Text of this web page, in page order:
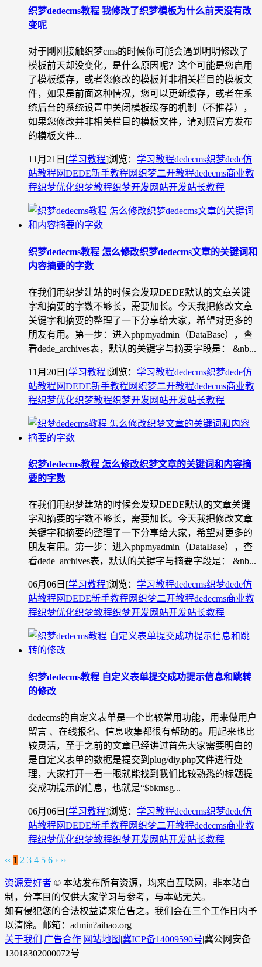
织梦dedecms教程 我修改了织梦模板为什么前天没有改
变呢
对于刚刚接触织梦cms的时候你可能会遇到明明修改了
模板前天却没变化，是什么原因呢？这个可能是您启用
了模板缓存，或者您修改的模板并非相关栏目的模板文
件，如果是前面这种情况，您可以更新缓存，或者在系
统后台的系统设置中关闭模板缓存的机制（不推荐），
如果您修改并非相关栏目的模板文件，请对照官方发布
的模板文件...
11月21日 [学习教程]浏览： 学习教程dedecms织梦dede仿
站教程网DEDE新手教程网织梦二开教程dedecms商业教
程织梦优化织梦教程织梦开发 网站开发站长教程
织梦dedecms教程 怎么修改织梦dedecms文章的关键词和
内容摘要的字数
在我们用织梦建站的时候会发现DEDE默认的文章关键
字和摘要的字数不够长，需要加长。今天我把修改文章
关键字和摘要的整理了一下分享给大家，希望对更多的
朋友有用。第一步：进入phpmyadmin（DataBase），查
看dede_archives表，默认的关键字与摘要字段是： &nb...
11月20日 [学习教程]浏览： 学习教程dedecms织梦dede仿
站教程网DEDE新手教程网织梦二开教程dedecms商业教
程织梦优化织梦教程织梦开发 网站开发站长教程
织梦dedecms教程 怎么修改织梦文章的关键词和内容摘
要的字数
在我们用织梦建站的时候会发现DEDE默认的文章关键
字和摘要的字数不够长，需要加长。今天我把修改文章
关键字和摘要的整理了一下分享给大家，希望对更多的
朋友有用。第一步：进入phpmyadmin（DataBase），查
看dede_archives表，默认的关键字与摘要字段是： &nb...
06月06日 [学习教程]浏览： 学习教程dedecms织梦dede仿
站教程网DEDE新手教程网织梦二开教程dedecms商业教
程织梦优化织梦教程织梦开发 网站开发站长教程
织梦dedecms教程 自定义表单提交成功提示信息和跳转
的修改
dedecms的自定义表单是一个比较常用功能，用来做用户
留言 、在线报名、信息收集都很有帮助的。用起来也比
较灵活，至于之前的文章已经讲过首先大家需要明白的
是自定义表单的数据是提交到plug/diy.php文件进行处
理，大家打开一看一眼就能找到我们比较熟悉的标题提
交成功提示的信息，也就是“$bkmsg...
06月06日 [学习教程]浏览： 学习教程dedecms织梦dede仿
站教程网DEDE新手教程网织梦二开教程dedecms商业教
程织梦优化织梦教程织梦开发 网站开发站长教程
‹‹ 1 2 3 4 5 6 › ››
资源爱好者 © 本站发布所有资源，均来自互联网，非本站自
制，分享目的仅供大家学习与参考，与本站无关。
如有侵犯您的合法权益请来信告之。我们会在三个工作日内予
以清除。邮箱：admin?aihao.org
关于我们 |广告合作| 网站地图 |冀ICP备14009590号|冀公网安备
13018302000072号